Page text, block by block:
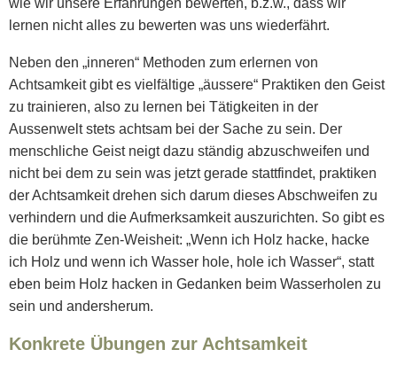
lernen nicht alles zu bewerten was uns wiederfährt.
Neben den „inneren“ Methoden zum erlernen von
Achtsamkeit gibt es vielfältige „äussere“ Praktiken den Geist
zu trainieren, also zu lernen bei Tätigkeiten in der
Aussenwelt stets achtsam bei der Sache zu sein. Der
menschliche Geist neigt dazu ständig abzuschweifen und
nicht bei dem zu sein was jetzt gerade stattfindet, praktiken
der Achtsamkeit drehen sich darum dieses Abschweifen zu
verhindern und die Aufmerksamkeit auszurichten. So gibt es
die berühmte Zen-Weisheit: „Wenn ich Holz hacke, hacke
ich Holz und wenn ich Wasser hole, hole ich Wasser“, statt
eben beim Holz hacken in Gedanken beim Wasserholen zu
sein und andersherum.
Konkrete Übungen zur Achtsamkeit